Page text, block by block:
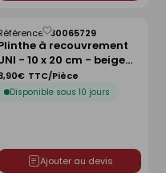
à recouvrement
- 10 x 20 cm - beige
:30065729
Disponible sous 10 jours
TTC/Pièce
Ajouter au devis
Enregistrer
comme
liste